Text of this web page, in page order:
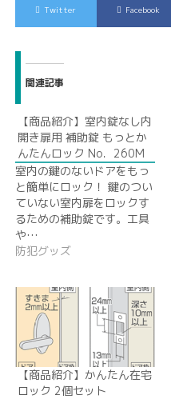
Twitter Facebook
関連記事
【商品紹介】室内錠なし内
開き扉用 補助錠 もっとか
んたんロック No．260M
室内の鍵のないドアをもっ
と簡単にロック！ 鍵のつい
ていない室内扉をロックす
るための補助錠です。工具
や…
防犯グッズ
【商品紹介】かんたん在宅
ロック 2個セット